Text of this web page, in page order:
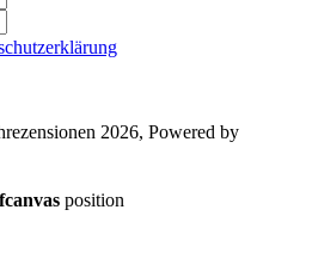
2026, Powered by
position